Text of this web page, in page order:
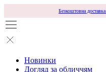
Безкоштовна
Новинки
Догляд за обличчям